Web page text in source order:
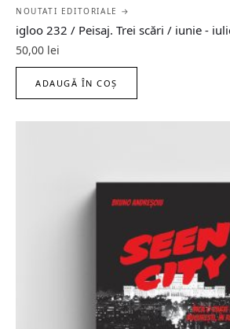
NOUTATI EDITORIALE →
igloo 232 / Peisaj. Trei scări / iunie -
50,00 lei
ADAUGĂ ÎN COȘ